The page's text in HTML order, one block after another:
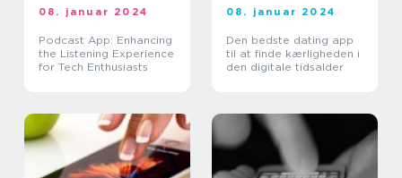
08. januar 2024
Podcast App: Enhancing
the Listening Experience
for Tech Enthusiasts
08. januar 2024
Den bedste dating app
til at finde kærligheden i
den digitale tidsalder